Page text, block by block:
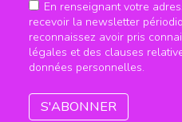
En renseignant votre
recevoir la newsletter
reconnaissez avoir pris
légales et des clauses
données personnelles.